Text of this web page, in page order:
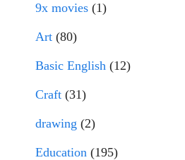
9x movies (1)
Art (80)
Basic English (12)
Craft (31)
drawing (2)
Education (195)